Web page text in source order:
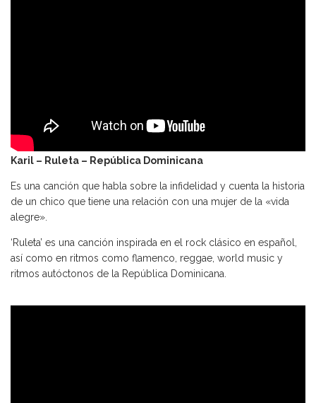
Karil – Ruleta – República Dominicana
Es una canción que habla sobre la infidelidad y cuenta la historia
de un chico que tiene una relación con una mujer de la «vida
alegre».
‘Ruleta’ es una canción inspirada en el rock clásico en español,
así como en ritmos como flamenco, reggae, world music y
ritmos autóctonos de la República Dominicana.